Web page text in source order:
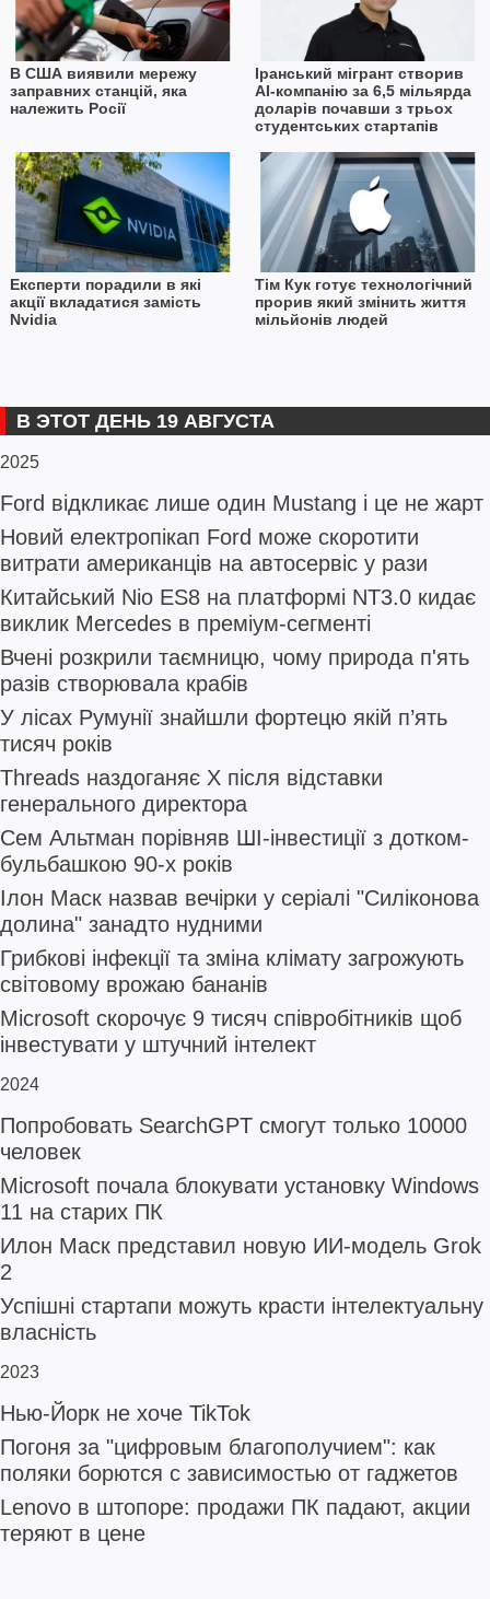
В США виявили мережу
заправних станцій, яка
належить Росії
Іранський мігрант створив
AI-компанію за 6,5 мільярда
доларів почавши з трьох
студентських стартапів
Експерти порадили в які
акції вкладатися замість
Nvidia
Тім Кук готує технологічний
прорив який змінить життя
мільйонів людей
В ЭТОТ ДЕНЬ 19 АВГУСТА
2025
Ford відкликає лише один Mustang і це не жарт
Новий електропікап Ford може скоротити
витрати американців на автосервіс у рази
Китайський Nio ES8 на платформі NT3.0 кидає
виклик Mercedes в преміум-сегменті
Вчені розкрили таємницю, чому природа п'ять
разів створювала крабів
У лісах Румунії знайшли фортецю якій п’ять
тисяч років
Threads наздоганяє X після відставки
генерального директора
Сем Альтман порівняв ШІ-інвестиції з дотком-
бульбашкою 90-х років
Ілон Маск назвав вечірки у серіалі "Силіконова
долина" занадто нудними
Грибкові інфекції та зміна клімату загрожують
світовому врожаю бананів
Microsoft скорочує 9 тисяч співробітників щоб
інвестувати у штучний інтелект
2024
Попробовать SearchGPT смогут только 10000
человек
Microsoft почала блокувати установку Windows
11 на старих ПК
Илон Маск представил новую ИИ-модель Grok
2
Успішні стартапи можуть красти інтелектуальну
власність
2023
Нью-Йорк не хоче TikTok
Погоня за "цифровым благополучием": как
поляки борются с зависимостью от гаджетов
Lenovo в штопоре: продажи ПК падают, акции
теряют в цене